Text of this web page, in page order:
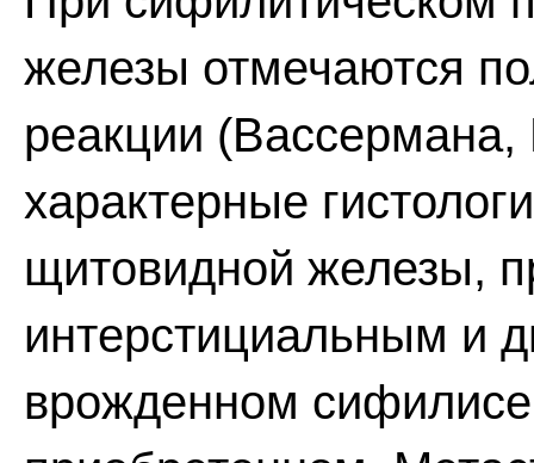
железы отмечаются
реакции
характерные
щитовидной железы,
интерстициальным и
врожденном